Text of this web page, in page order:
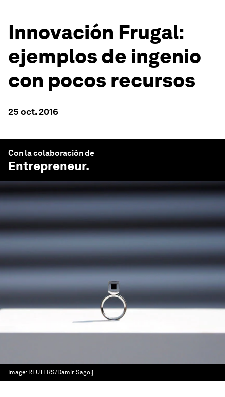
Innovación Frugal:
ejemplos de ingenio
con pocos recursos
25 oct. 2016
Con la colaboración de
Entrepreneur.
Image: REUTERS/Damir Sagolj